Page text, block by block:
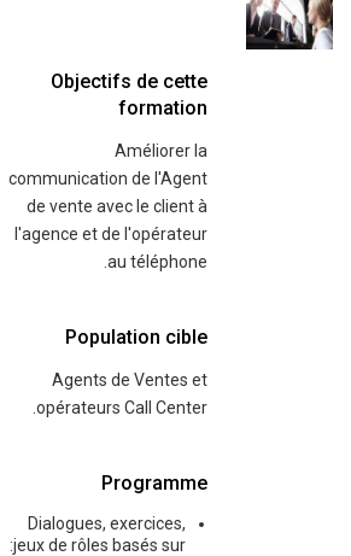
Objectifs de cette
formation
Améliorer la
communication de l'Agent
de vente avec le client à
l'agence et de l'opérateur
au téléphone.
Population cible
Agents de Ventes et
opérateurs Call Center.
Programme
Dialogues, exercices,
jeux de rôles basés sur: